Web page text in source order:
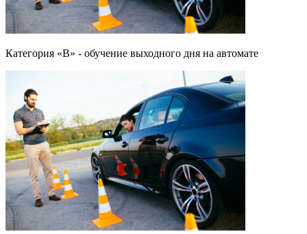
Категория «B» - обучение выходного дня на автомате